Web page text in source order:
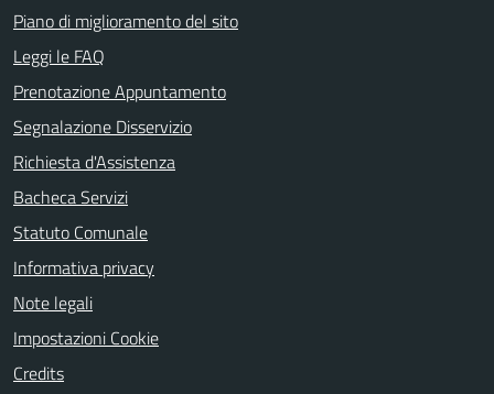
Piano di miglioramento del sito
Leggi le FAQ
Prenotazione Appuntamento
Segnalazione Disservizio
Richiesta d'Assistenza
Bacheca Servizi
Statuto Comunale
Informativa privacy
Note legali
Impostazioni Cookie
Credits